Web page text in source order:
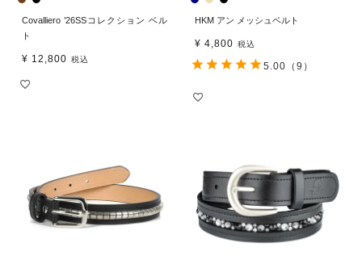
Covalliero ’26SSコレクション ベル
ト
¥ 12,800 税込
HKM アン メッシュベルト
¥ 4,800 税込
5.00 （9）